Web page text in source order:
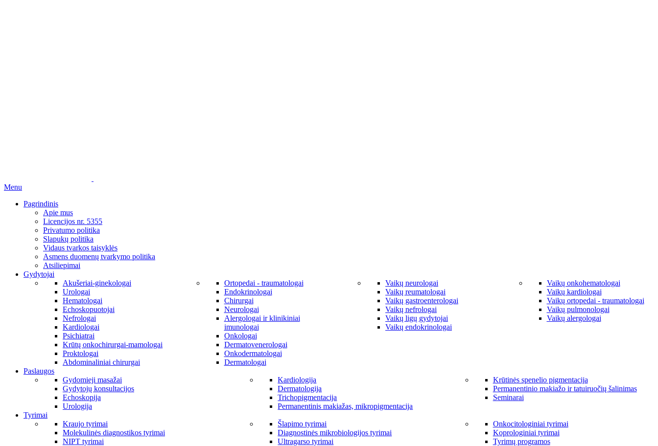
Menu
Pagrindinis
Apie mus
Licencijos nr. 5355
Privatumo politika
Slapukų politika
Vidaus tvarkos taisyklės
Asmens duomenų tvarkymo politika
Atsiliepimai
Gydytojai
Akušeriai-ginekologai
Urologai
Hematologai
Echoskopuotojai
Nefrologai
Kardiologai
Psichiatrai
Krūtų onkochirurgai-mamologai
Proktologai
Abdominaliniai chirurgai
Ortopedai - traumatologai
Endokrinologai
Chirurgai
Neurologai
Alergologai ir klinikiniai
imunologai
Onkologai
Dermatovenerologai
Onkodermatologai
Dermatologai
Vaikų neurologai
Vaikų reumatologai
Vaikų gastroenterologai
Vaikų nefrologai
Vaikų ligų gydytojai
Vaikų endokrinologai
Vaikų onkohematologai
Vaikų kardiologai
Vaikų ortopedai - traumatologai
Vaikų pulmonologai
Vaikų alergologai
Paslaugos
Gydomieji masažai
Gydytojų konsultacijos
Echoskopija
Urologija
Kardiologija
Dermatologija
Trichopigmentacija
Permanentinis makiažas, mikropigmentacija
Krūtinės spenelio pigmentacija
Permanentinio makiažo ir tatuiruočių šalinimas
Seminarai
Tyrimai
Kraujo tyrimai
Molekulinės diagnostikos tyrimai
NIPT tyrimai
Šlapimo tyrimai
Diagnostinės mikrobiologijos tyrimai
Ultragarso tyrimai
Onkocitologiniai tyrimai
Koprologiniai tyrimai
Tyrimų programos